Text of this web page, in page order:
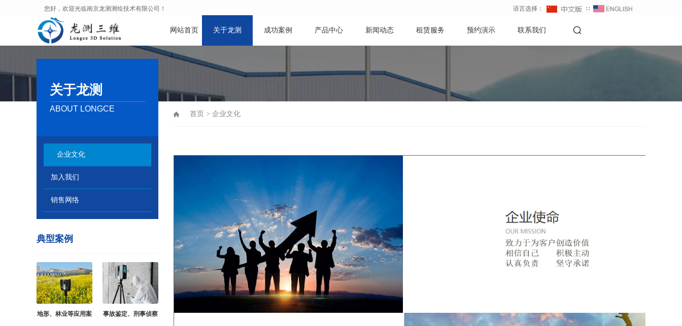
您好，欢迎光临南京龙测测绘技术有限公司！ 语言选择： ∷
网站首页 关于龙测 成功案例 产品中心 新闻动态 租赁服务 预约演示 联系我们
关于龙测
ABOUT LONGCE
企业文化
加入我们
销售网络
典型案例
地形、林业等应用案 事故鉴定、刑事侦察
首页 > 企业文化